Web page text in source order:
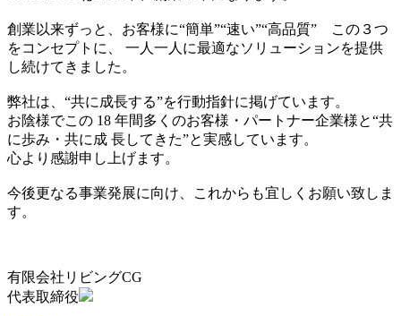
創業以来ずっと、お客様に“簡単”“速い”“高品質” この３つ
をコンセプトに、 一人一人に最適なソリューションを提供
し続けてきました。
弊社は、“共に成長する”を行動指針に掲げています。
お陰様でこの 18 年間多くのお客様・パートナー企業様と“共
に歩み・共に成 長してきた”と実感しています。
心より感謝申し上げます。
今後更なる事業発展に向け、これからも宜しくお願い致しま
す。
有限会社リビングCG
代表取締役